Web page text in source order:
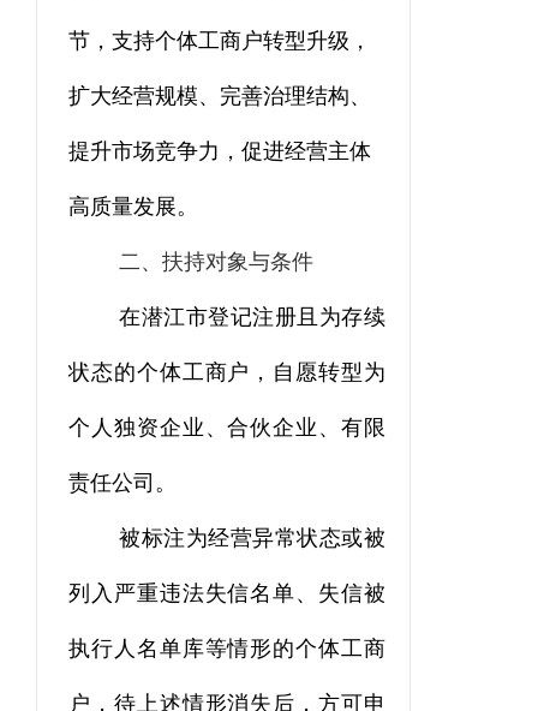
节，支持个体工商户转型升级，
扩大经营规模、完善治理结构、
提升市场竞争力，促进经营主体
高质量发展。
二、扶持对象与条件
在潜江市登记注册且为存续
状态的个体工商户，自愿转型为
个人独资企业、合伙企业、有限
责任公司。
被标注为经营异常状态或被
列入严重违法失信名单、失信被
执行人名单库等情形的个体工商
户，待上述情形消失后，方可申